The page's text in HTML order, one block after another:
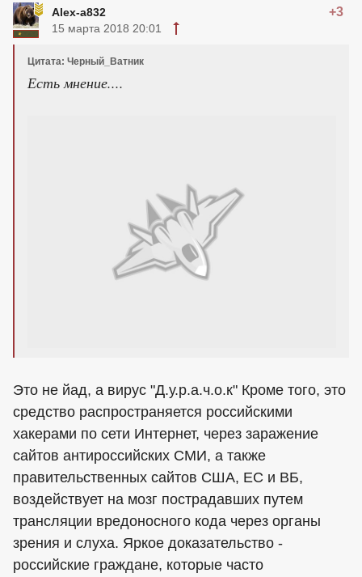
Alex-a832 +3
15 марта 2018 20:01
Цитата: Черный_Ватник
Есть мнение....
Это не йад, а вирус "Д.у.р.а.ч.о.к" Кроме того, это
средство распространяется российскими
хакерами по сети Интернет, через заражение
сайтов антироссийских СМИ, а также
правительственных сайтов США, ЕС и ВБ,
воздействует на мозг пострадавших путем
трансляции вредоносного кода через органы
зрения и слуха. Яркое доказательство -
российские граждане, которые часто